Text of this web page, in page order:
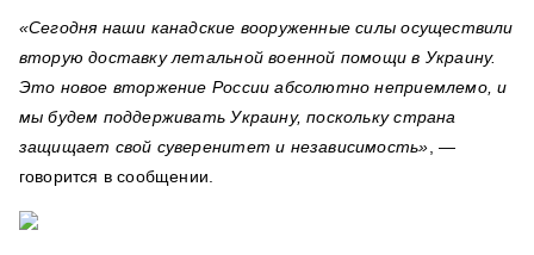
«Сегодня наши канадские вооруженные силы осуществили
вторую доставку летальной военной помощи в Украину.
Это новое вторжение России абсолютно неприемлемо, и
мы будем поддерживать Украину, поскольку страна
защищает свой суверенитет и независимость», —
говорится в сообщении.